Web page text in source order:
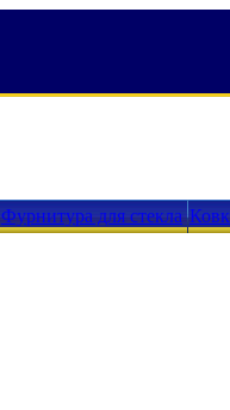
Фурнитура для стекла